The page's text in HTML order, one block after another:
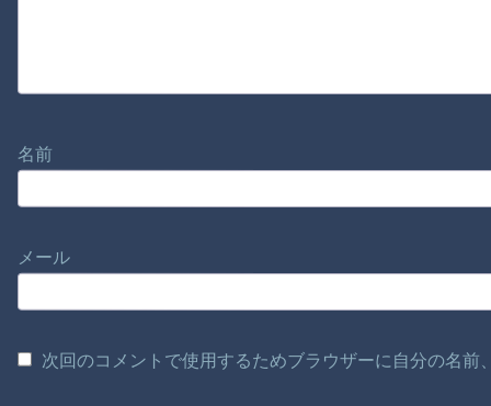
名前
メール
次回のコメントで使用するためブラウザーに自分の名